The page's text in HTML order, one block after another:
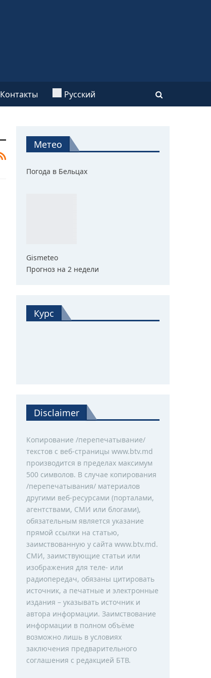
Контакты Русский
Метео
Погода в Бельцах
Gismeteo
Прогноз на 2 недели
Курс
Disclaimer
Копирование /перепечатывание/
текстов с веб-страницы www.btv.md
производится в пределах максимум
500 символов. В случае копирования
/перепечатывания/ материалов
другими веб-ресурсами (порталами,
агентствами, СМИ или блогами),
обязательным является указание
прямой ссылки на статью,
заимствованную у сайта www.btv.md.
СМИ, заимствующие статьи или
изображения для теле- или
радиопередач, обязаны цитировать
источник, а печатные и электронные
издания – указывать источник и
автора информации. Заимствование
информации в полном объёме
возможно лишь в условиях
заключения предварительного
соглашения с редакцией БТВ.